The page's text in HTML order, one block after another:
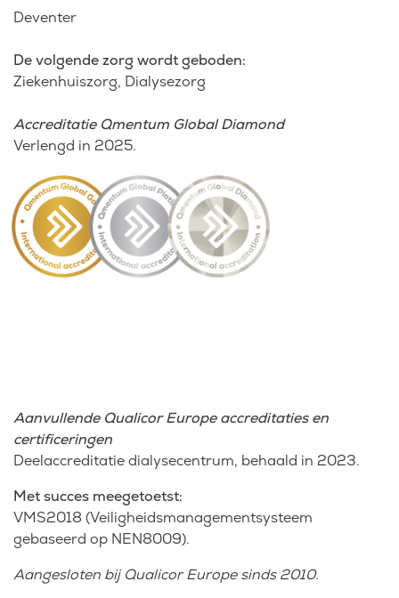
Deventer
De volgende zorg wordt geboden:
Ziekenhuiszorg Dialysezorg
Accreditatie Qmentum Global Diamond
Verlengd in 2025.
Aanvullende Qualicor Europe accreditaties en
certificeringen
Deelaccreditatie dialysecentrum, behaald in 2023.
Met succes meegetoetst:
VMS2018 (Veiligheidsmanagementsysteem
gebaseerd op NEN8009).
Aangesloten bij Qualicor Europe sinds 2010.